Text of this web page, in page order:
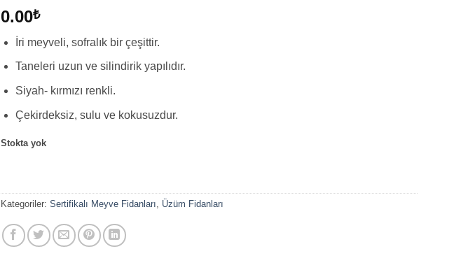
0.00₺
İri meyveli, sofralık bir çeşittir.
Taneleri uzun ve silindirik yapılıdır.
Siyah- kırmızı renkli.
Çekirdeksiz, sulu ve kokusuzdur.
Stokta yok
Kategoriler: Sertifikalı Meyve Fidanları, Üzüm Fidanları